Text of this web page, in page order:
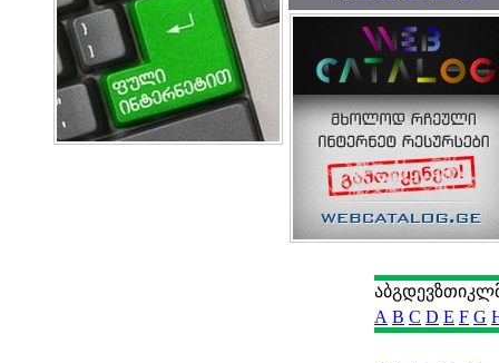
აბგდევზთიკლ
A B C D E F G